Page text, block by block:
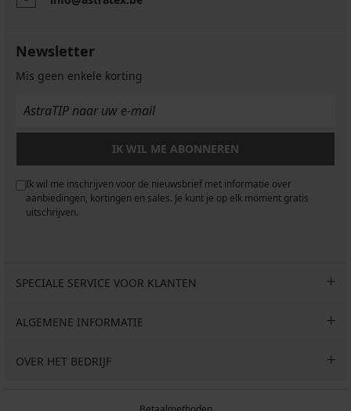
Newsletter
Mis geen enkele korting
IK WIL ME ABONNEREN
Ik wil me inschrijven voor de nieuwsbrief met informatie over
aanbiedingen, kortingen en sales. Je kunt je op elk moment gratis
uitschrijven.
SPECIALE SERVICE VOOR KLANTEN
ALGEMENE INFORMATIE
OVER HET BEDRIJF